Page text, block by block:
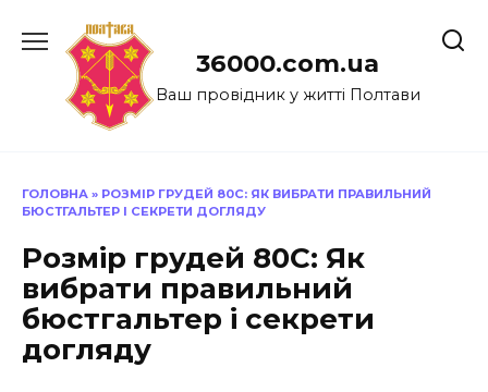
до
36000.com.ua
Ваш провідник у житті Полтави
ГОЛОВНА » РОЗМІР ГРУДЕЙ 80С: ЯК ВИБРАТИ ПРАВИЛЬНИЙ
БЮСТГАЛЬТЕР І СЕКРЕТИ ДОГЛЯДУ
Розмір грудей 80С: Як
вибрати правильний
бюстгальтер і секрети
догляду